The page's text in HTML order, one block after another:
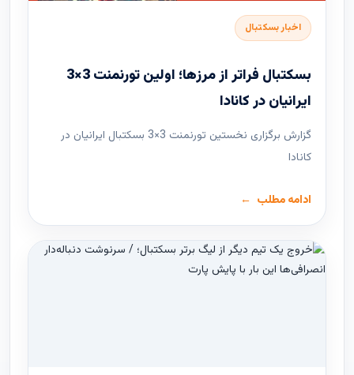
اخبار بسکتبال
بسکتبال فراتر از مرزها؛ اولین تورنمنت 3×3
ایرانیان در کانادا
گزارش برگزاری نخستین تورنمنت 3×3 بسکتبال ایرانیان در
کانادا
ادامه مطلب